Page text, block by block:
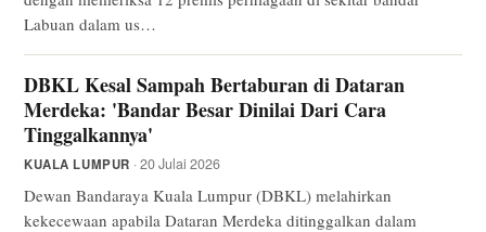
Labuan dalam us…
DBKL Kesal Sampah Bertaburan di Dataran
Merdeka: 'Bandar Besar Dinilai Dari Cara
Tinggalkannya'
KUALA LUMPUR · 20 Julai 2026
Dewan Bandaraya Kuala Lumpur (DBKL) melahirkan
kekecewaan apabila Dataran Merdeka ditinggalkan dalam